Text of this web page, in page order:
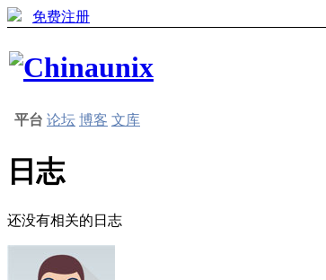
免费注册
平台 论坛 博客 文库
日志
还没有相关的日志